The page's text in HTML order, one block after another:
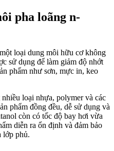
pha loãng n-
loại dung môi hữu cơ không
sử dụng để làm giảm độ nhớt
phẩm như sơn, mực in, keo
loại nhựa, polymer và các
phẩm đồng đều, dễ sử dụng và
còn có tốc độ bay hơi vừa
diễn ra ổn định và đảm bảo
lớp phủ.